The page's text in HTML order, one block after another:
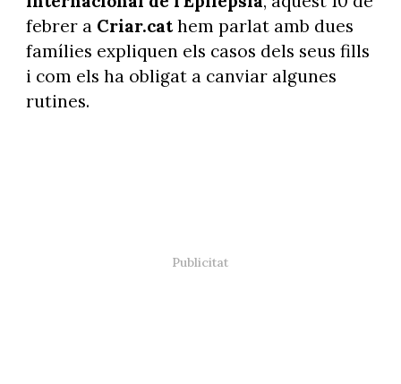
febrer a Criar.cathem parlat amb dues
famílies expliquen els casos dels seus fills
i com els ha obligat a canviar algunes
rutines.